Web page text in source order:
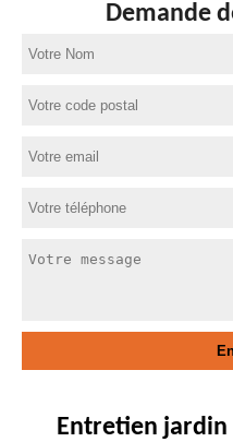
Demande
Entretien jardin